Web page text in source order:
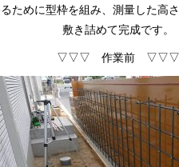
ために型枠を組み、測量した高
敷き詰めて完成です。
▽▽▽ 作業前 ▽▽▽